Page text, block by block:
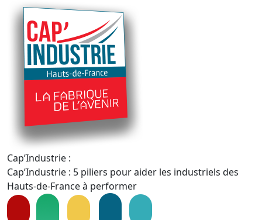
Cap’Industrie :
Cap’Industrie : 5 piliers pour aider les industriels des
Hauts-de-France à performer